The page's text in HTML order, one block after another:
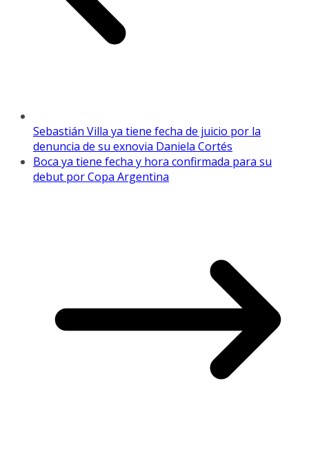
Sebastián Villa ya tiene fecha de juicio por la
denuncia de su exnovia Daniela Cortés
Boca ya tiene fecha y hora confirmada para su
debut por Copa Argentina